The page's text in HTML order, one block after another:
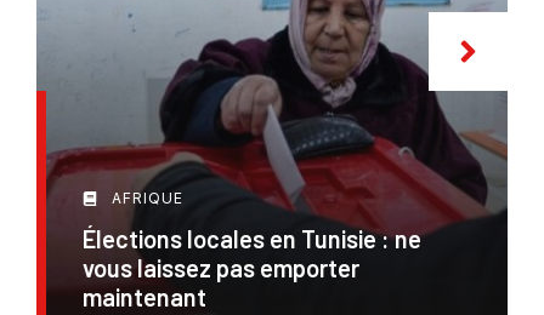
AFRIQUE
Élections locales en Tunisie : ne
vous laissez pas emporter
maintenant